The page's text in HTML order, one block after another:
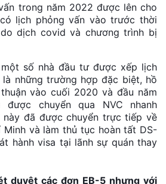
trong năm 2022 được lên cho
lịch phỏng vấn vào trước thời
dịch covid và chương trình bị
số nhà đầu tư được xếp lịch
những trường hợp đặc biệt, hồ
vào cuối 2020 và đầu năm
được chuyển qua NVC nhanh
này đã được chuyển trực tiếp về
Minh và làm thủ tục hoàn tất DS-
hành visa tại lãnh sự quán thay
duyệt các đơn EB-5 nhưng với